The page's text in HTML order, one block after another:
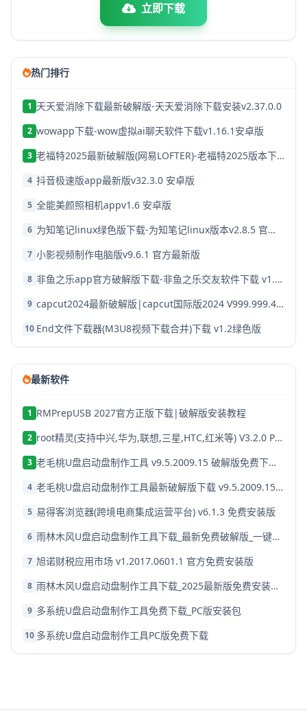
立即下载
热门排行
1 天天爱消除下载最新破解版-天天爱消除下载安装v2.37.0.0
2 wowapp下载-wow虚拟ai聊天软件下载v1.16.1安卓版
3 老福特2025最新破解版(网易LOFTER)-老福特2025版本下载v8.1.22
4 抖音极速版app最新版v32.3.0 安卓版
5 全能美颜照相机appv1.6 安卓版
6 为知笔记linux绿色版下载-为知笔记linux版本v2.8.5 官方破解版
7 小影视频制作电脑版v9.6.1 官方最新版
8 非鱼之乐app官方破解版下载-非鱼之乐交友软件下载 v1.3.9安卓版
9 capcut2024最新破解版|capcut国际版2024 V999.999.45 安卓版下载
10 End文件下载器(M3U8视频下载合并)下载 v1.2绿色版
最新软件
1 RMPrepUSB 2027官方正版下载|破解版安装教程
2 root精灵(支持中兴,华为,联想,三星,HTC,红米等) V3.2.0 PC端专版 安卓手机一键root工具
3 老毛桃U盘启动盘制作工具 v9.5.2009.15 破解版免费下载 - 老毛桃PE启动盘安装教程
4 老毛桃U盘启动盘制作工具最新破解版下载 v9.5.2009.15 - 官方安装版2027
5 易得客浏览器(跨境电商集成运营平台) v6.1.3 免费安装版
6 雨林木风U盘启动盘制作工具下载_最新免费破解版_一键制作启动盘
7 旭诺财税应用市场 v1.2017.0601.1 官方免费安装版
8 雨林木风U盘启动盘制作工具下载_2025最新版免费安装教程
9 多系统U盘启动盘制作工具免费下载_PC版安装包
10 多系统U盘启动盘制作工具PC版免费下载